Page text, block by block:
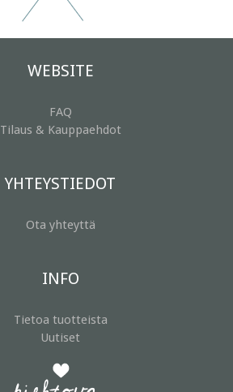
WEBSITE
FAQ
Tilaus & Kauppaehdot
YHTEYSTIEDOT
Ota yhteyttä
INFO
Tietoa tuotteista
Uutiset